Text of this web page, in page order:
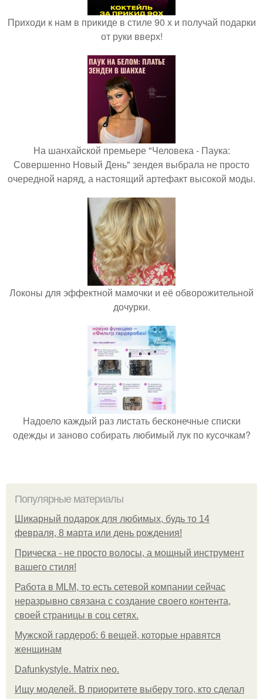
Приходи к нам в прикиде в стиле 90 х и получай подарки
от руки вверх!
На шанхайской премьере "Человека - Паука:
Совершенно Новый День" зендея выбрала не просто
очередной наряд, а настоящий артефакт высокой моды.
Локоны для эффектной мамочки и её обворожительной
дочурки.
Надоело каждый раз листать бесконечные списки
одежды и заново собирать любимый лук по кусочкам?
Популярные материалы
Шикарный подарок для любимых, будь то 14
февраля, 8 марта или день рождения!
Прическа - не просто волосы, а мощный инструмент
вашего стиля!
Работа в MLM, то есть сетевой компании сейчас
неразрывно связана с создание своего контента,
своей страницы в соц сетях.
Мужской гардероб: 6 вещей, которые нравятся
женщинам
Dafunkystyle. Matrix neo.
Ищу моделей. В приоритете выберу того, кто сделал